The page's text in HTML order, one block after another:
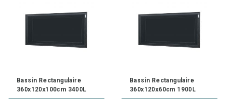
Bassin Rectangulaire
360x120x100cm 3400L
Bassin Rectangulaire
360x120x60cm 1900L